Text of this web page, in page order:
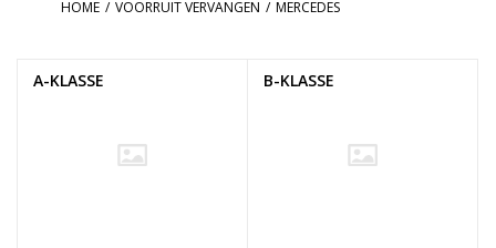
HOME / VOORRUIT VERVANGEN / MERCEDES
A-KLASSE B-KLASSE